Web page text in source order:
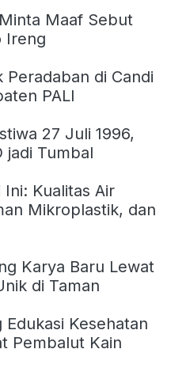
Maaf Sebut
Ireng
di Candi
PALI
27 Juli 1996,
jadi Tumbal
Kualitas Air
Mikroplastik, dan
Karya Baru Lewat
di Taman
Kesehatan
Pembalut Kain